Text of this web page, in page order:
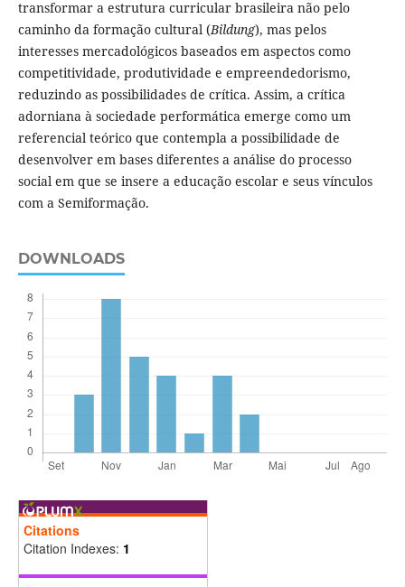
transformar a estrutura curricular brasileira não pelo
caminho da formação cultural (Bildung), mas pelos
interesses mercadológicos baseados em aspectos como
competitividade, produtividade e empreendedorismo,
reduzindo as possibilidades de crítica. Assim, a crítica
adorniana à sociedade performática emerge como um
referencial teórico que contempla a possibilidade de
desenvolver em bases diferentes a análise do processo
social em que se insere a educação escolar e seus vínculos
com a Semiformação.
DOWNLOADS
Citations
Citation Indexes: 1